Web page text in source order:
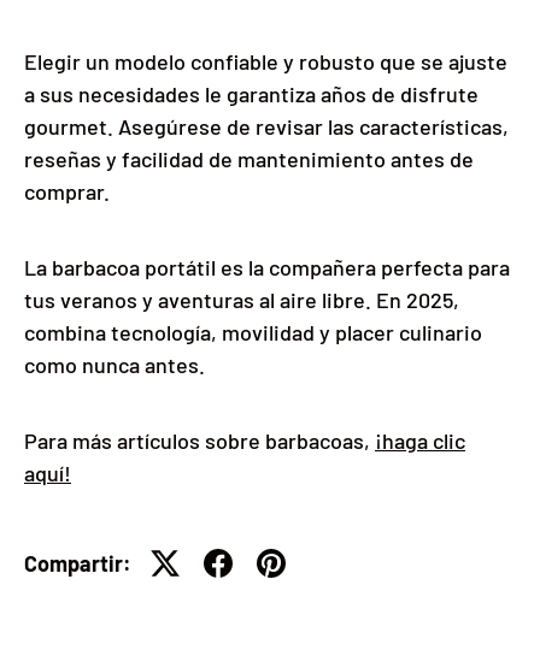
Elegir un modelo confiable y robusto que se ajuste
a sus necesidades le garantiza años de disfrute
gourmet. Asegúrese de revisar las características,
reseñas y facilidad de mantenimiento antes de
comprar.
La barbacoa portátil es la compañera perfecta para
tus veranos y aventuras al aire libre. En 2025,
combina tecnología, movilidad y placer culinario
como nunca antes.
Para más artículos sobre barbacoas, ¡haga clic
aquí!
Compartir: